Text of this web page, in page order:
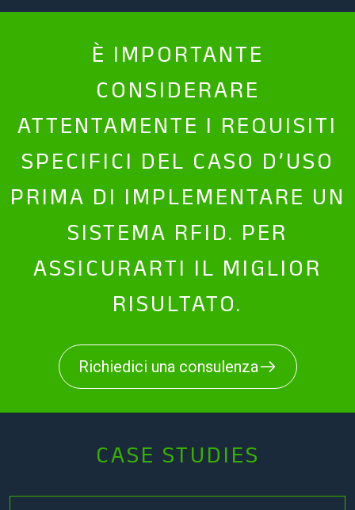
È IMPORTANTE
CONSIDERARE
ATTENTAMENTE I REQUISITI
SPECIFICI DEL CASO D’USO
PRIMA DI IMPLEMENTARE UN
SISTEMA RFID. PER
ASSICURARTI IL MIGLIOR
RISULTATO.
Richiedici una consulenza
CASE STUDIES